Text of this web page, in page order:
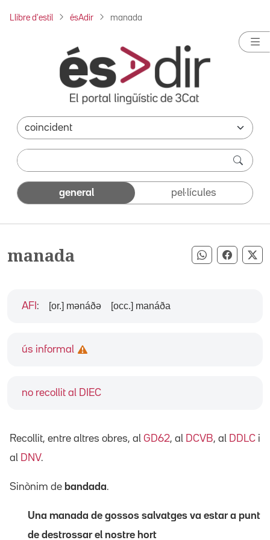
Llibre d'estil ésAdir manada
general pel·lícules
manada Compartir
ús informal
no recollit al DIEC
AFI : [or.] mənáðə [occ.] manáða
Recollit, entre altres obres, al GD62, al DCVB, al DDLC i
al
DNV.
Sinònim de bandada.
Una manada de gossos salvatges va estar a punt
de destrossar el nostre hort